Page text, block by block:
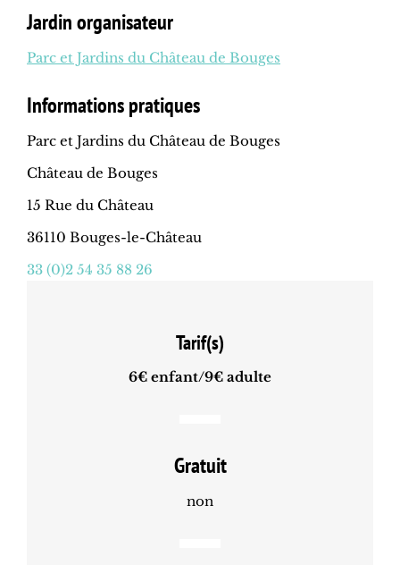
Jardin organisateur
Parc et Jardins du Château de Bouges
Informations pratiques
Parc et Jardins du Château de Bouges
Château de Bouges
15 Rue du Château
36110 Bouges-le-Château
33 (0)2 54 35 88 26
Tarif(s)
6€ enfant/9€ adulte
Gratuit
non